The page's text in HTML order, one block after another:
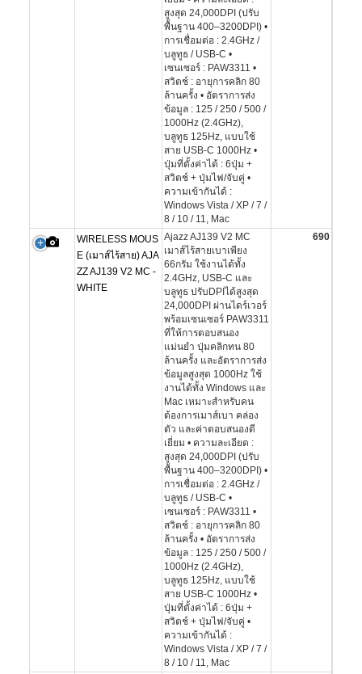
สูงสุด 24,000DPI (ปรับ
พื้นฐาน 400–3200DPI) •
การเชื่อมต่อ : 2.4GHz /
บลูทูธ / USB-C •
เซนเซอร์ : PAW3311 •
สวิตช์ : อายุการคลิก 80
ล้านครั้ง • อัตราการส่ง
ข้อมูล : 125 / 250 / 500 /
1000Hz (2.4GHz),
บลูทูธ 125Hz, แบบใช้
สาย USB-C 1000Hz •
ปุ่มที่ตั้งค่าได้ : 6ปุ่ม +
สวิตช์ + ปุ่มไฟ/จับคู่ •
ความเข้ากันได้ :
Windows Vista / XP / 7 /
8 / 10 / 11, Mac
WIRELESS MOUS
E (เมาส์ไร้สาย) AJA
ZZ AJ139 V2 MC -
WHITE
Ajazz AJ139 V2 MC
เมาส์ไร้สายเบาเพียง
66กรัม ใช้งานได้ทั้ง
2.4GHz, USB-C และ
บลูทูธ ปรับDPIได้สูงสุด
24,000DPI ผ่านไดร์เวอร์
พร้อมเซนเซอร์ PAW3311
ที่ให้การตอบสนอง
แม่นยำ ปุ่มคลิกทน 80
ล้านครั้ง และอัตราการส่ง
ข้อมูลสูงสุด 1000Hz ใช้
งานได้ทั้ง Windows และ
Mac เหมาะสำหรับคน
ต้องการเมาส์เบา คล่อง
ตัว และค่าตอบสนองดี
เยี่ยม • ความละเอียด :
สูงสุด 24,000DPI (ปรับ
พื้นฐาน 400–3200DPI) •
การเชื่อมต่อ : 2.4GHz /
บลูทูธ / USB-C •
เซนเซอร์ : PAW3311 •
สวิตช์ : อายุการคลิก 80
ล้านครั้ง • อัตราการส่ง
ข้อมูล : 125 / 250 / 500 /
1000Hz (2.4GHz),
บลูทูธ 125Hz, แบบใช้
สาย USB-C 1000Hz •
ปุ่มที่ตั้งค่าได้ : 6ปุ่ม +
สวิตช์ + ปุ่มไฟ/จับคู่ •
ความเข้ากันได้ :
Windows Vista / XP / 7 /
8 / 10 / 11, Mac
690